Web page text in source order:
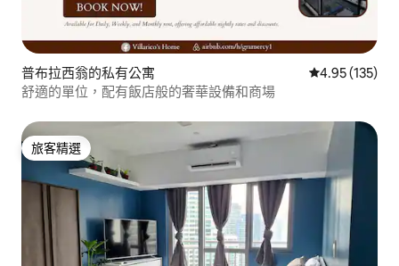
普布拉西翁的私有公寓 從 135 則評價
4.95 (135)
舒適的單位，配有飯店般的奢華設備和商場
旅客精選
旅客精選